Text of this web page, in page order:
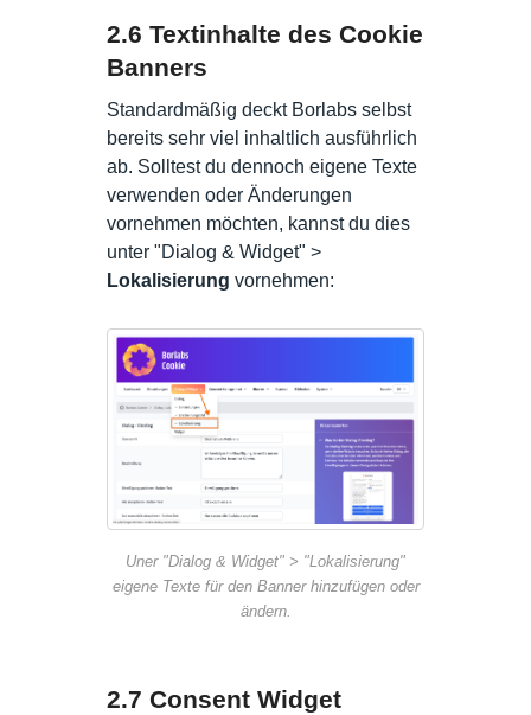
2.6 Textinhalte des Cookie
Banners
Standardmäßig deckt Borlabs selbst
bereits sehr viel inhaltlich ausführlich
ab. Solltest du dennoch eigene Texte
verwenden oder Änderungen
vornehmen möchten, kannst du dies
unter "Dialog & Widget" >
Lokalisierung vornehmen:
Uner "Dialog & Widget" > "Lokalisierung"
eigene Texte für den Banner hinzufügen oder
ändern.
2.7 Consent Widget